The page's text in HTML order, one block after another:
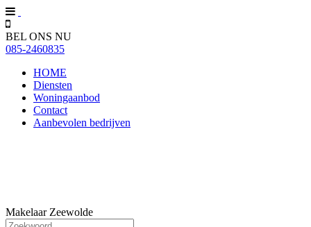
Navigeren
BEL ONS NU
085-2460835
HOME
Diensten
Woningaanbod
Contact
Aanbevolen bedrijven
Makelaar Zeewolde